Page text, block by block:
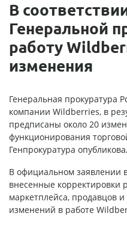
В
Генеральной
работу
изменения
Генеральная прокуратура
компании Wildberries, в
предписаны около 20
функционирования
Генпрокуратура
В официальном заявлении
внесенные корректировки
маркетплейса, продавцов
изменений в работе